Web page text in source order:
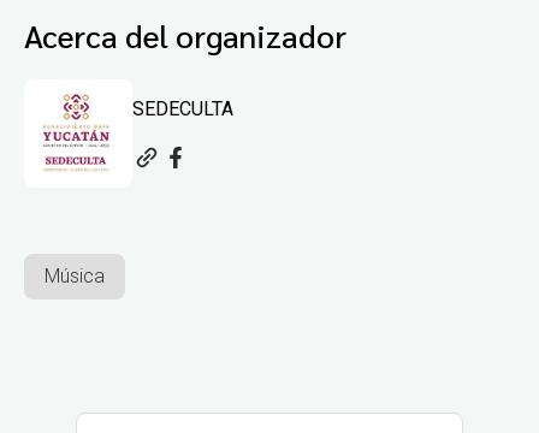
Acerca del organizador
SEDECULTA
Música